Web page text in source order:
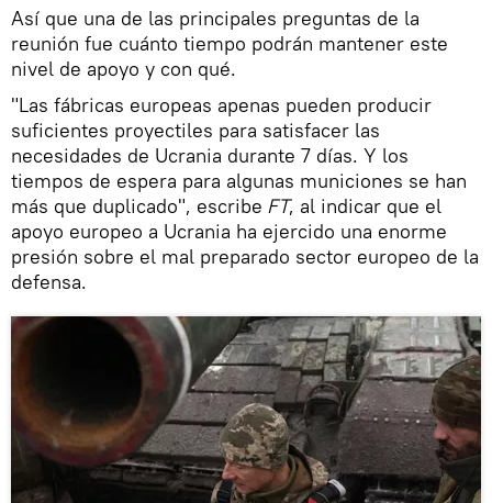
Así que una de las principales preguntas de la
reunión fue cuánto tiempo podrán mantener este
nivel de apoyo y con qué.
"Las fábricas europeas apenas pueden producir
suficientes proyectiles para satisfacer las
necesidades de Ucrania durante 7 días. Y los
tiempos de espera para algunas municiones se han
más que duplicado", escribe FT, al indicar que el
apoyo europeo a Ucrania ha ejercido una enorme
presión sobre el mal preparado sector europeo de la
defensa.